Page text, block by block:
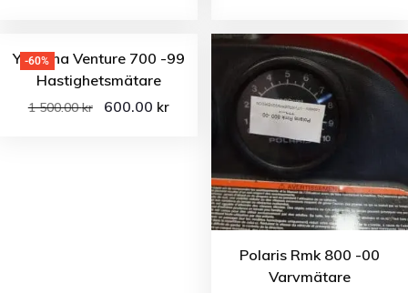
-60%
Yamaha Venture 700 -99
Hastighetsmätare
1 500.00kr 600.00 kr
Polaris Rmk 800 -00
Varvmätare